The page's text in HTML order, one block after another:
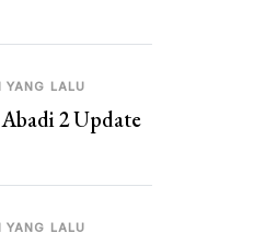
YANG LALU
2 Update
YANG LALU